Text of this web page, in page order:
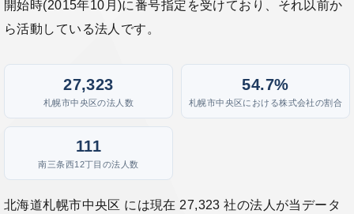
開始時(2015年10月)に番号指定を受けており、それ以前か
ら活動している法人です。
27,323
札幌市中央区の法人数
54.7%
札幌市中央区における株式会社の割合
111
南三条西12丁目の法人数
北海道札幌市中央区 には現在 27,323 社の法人が当データ